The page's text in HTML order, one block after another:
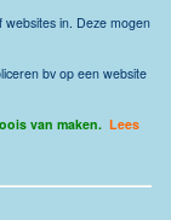
websites in. Deze mogen
bv op een website
van maken. Lees